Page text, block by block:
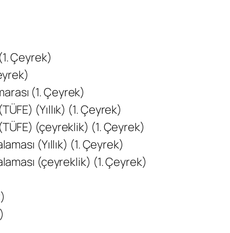
Çeyrek)
(1. Çeyrek)
(Yıllık) (1. Çeyrek)
(çeyreklik) (1. Çeyrek)
(Yıllık) (1. Çeyrek)
(çeyreklik) (1. Çeyrek)